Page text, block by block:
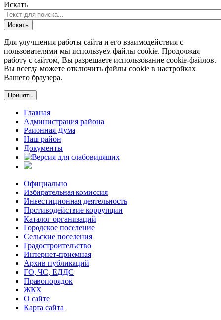
Искать
Искать
Для улучшения работы сайта и его взаимодействия с
пользователями мы используем файлы cookie. Продолжая
работу с сайтом, Вы разрешаете использование cookie-файлов.
Вы всегда можете отключить файлы cookie в настройках
Вашего браузера.
Принять
Главная
Администрация района
Районная Дума
Наш район
Документы
Официально
Избирательная комиссия
Инвестиционная деятельность
Противодействие коррупции
Каталог организаций
Городское поселение
Сельские поселения
Градостроительство
Интернет-приемная
Архив публикаций
ГО, ЧС, ЕДДС
Правопорядок
ЖКХ
О сайте
Карта сайта